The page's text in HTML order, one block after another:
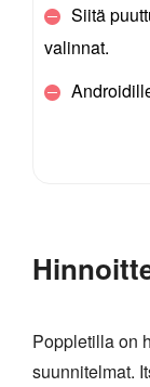
Siitä
valinnat.
Poppletilla on
suunnitelmat.